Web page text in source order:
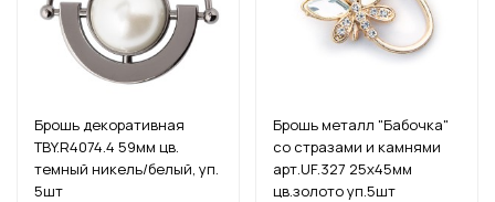
Брошь декоративная
TBY.R4074.4 59мм цв.
темный никель/белый, уп.
5шт
Брошь металл "Бабочка"
со стразами и камнями
арт.UF.327 25х45мм
цв.золото уп.5шт